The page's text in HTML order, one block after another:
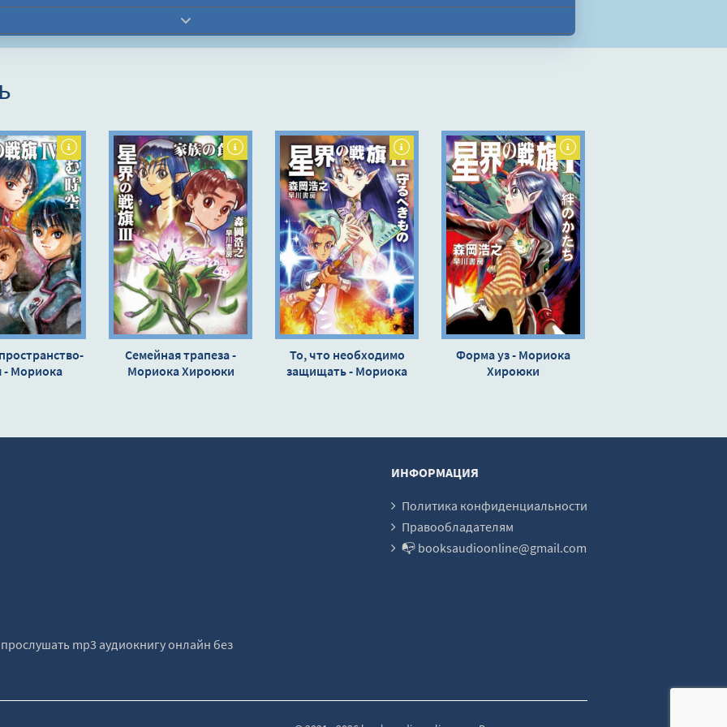
- Мориока
Семейная трапеза -
Мориока Хироюки
То, что необходимо
защищать - Мориока
Форма уз - Мориока
Хироюки
ИНФОРМАЦИЯ
Политика конфиденциальности
Правообладателям
📭 booksaudioonline@gmail.com
mp3 аудиокнигу онлайн без